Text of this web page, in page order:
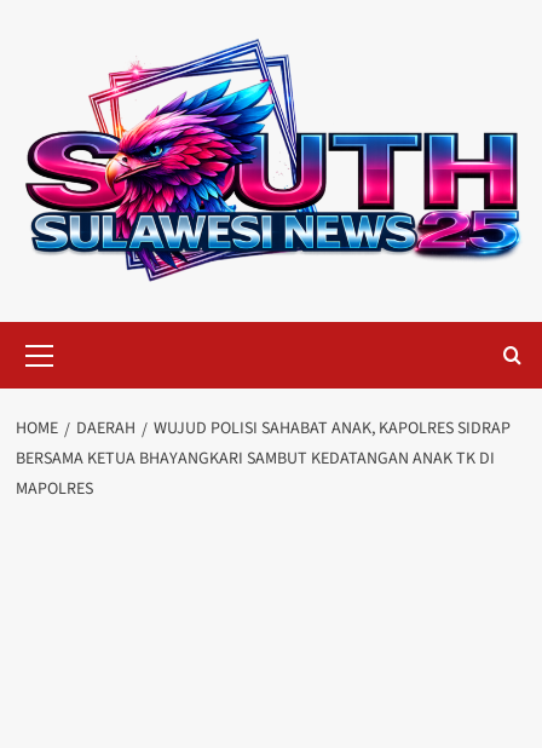
Menu
HOME DAERAH
WUJUD POLISI SAHABAT ANAK, KAPOLRES SIDRAP
BERSAMA KETUA BHAYANGKARI SAMBUT KEDATANGAN ANAK TK DI
MAPOLRES